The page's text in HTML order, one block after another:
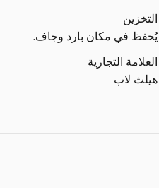
التخزين
يُحفظ في مكان بارد وجاف.
العلامة التجارية
هيلث لاب